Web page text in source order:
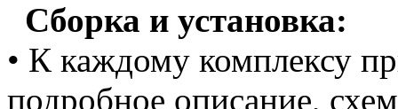
Сборка и установка:
• К каждому комплексу
подробное описание,